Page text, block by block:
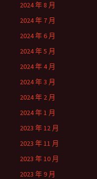
2024 年 8 月
2024 年 7 月
2024 年 6 月
2024 年 5 月
2024 年 4 月
2024 年 3 月
2024 年 2 月
2024 年 1 月
2023 年 12 月
2023 年 11 月
2023 年 10 月
2023 年 9 月